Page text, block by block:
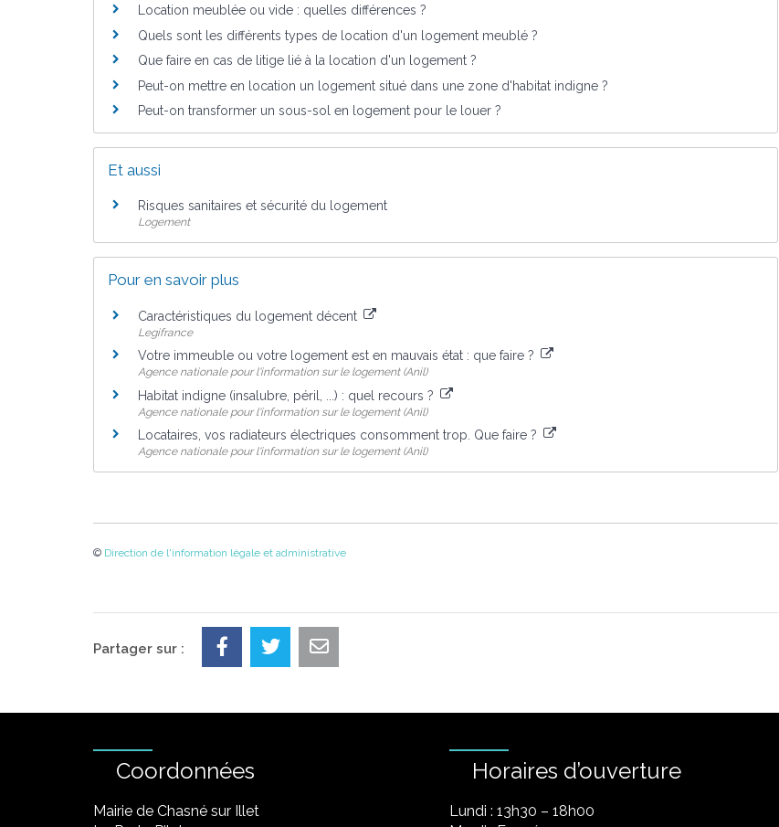
Location meublée ou vide : quelles différences ?
Quels sont les différents types de location d'un logement meublé ?
Que faire en cas de litige lié à la location d'un logement ?
Peut-on mettre en location un logement situé dans une zone d'habitat indigne ?
Peut-on transformer un sous-sol en logement pour le louer ?
Et aussi
Risques sanitaires et sécurité du logement
Logement
Pour en savoir plus
Caractéristiques du logement décent
Legifrance
Votre immeuble ou votre logement est en mauvais état : que faire ?
Agence nationale pour l'information sur le logement (Anil)
Habitat indigne (insalubre, péril, ...) : quel recours ?
Agence nationale pour l'information sur le logement (Anil)
Locataires, vos radiateurs électriques consomment trop. Que faire ?
Agence nationale pour l'information sur le logement (Anil)
© Direction de l'information légale et administrative
Partager sur :
Coordonnées
Mairie de Chasné sur Illet
Horaires d’ouverture
Lundi : 13h30 – 18h00